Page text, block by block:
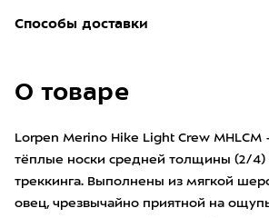
Способы доставки
О товаре
Lorpen Merino Hike Light Crew
тёплые носки средней толщины (2/4)
треккинга. Выполнены из мягкой
овец, чрезвычайно приятной на